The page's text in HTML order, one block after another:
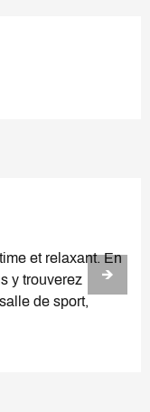
et relaxant. En
y trouverez
de sport,